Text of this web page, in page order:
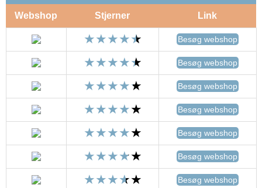
Webshop Stjerner Link
Besøg webshop
Besøg webshop
Besøg webshop
Besøg webshop
Besøg webshop
Besøg webshop
Besøg webshop